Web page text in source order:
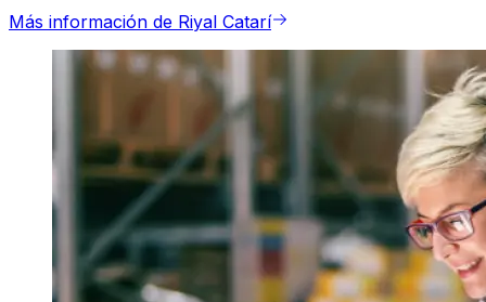
Más información de Riyal Catarí